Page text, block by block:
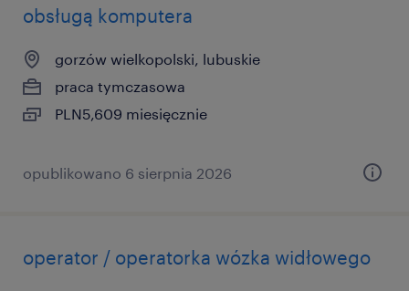
obsługą komputera
gorzów wielkopolski, lubuskie
praca tymczasowa
PLN5,609 miesięcznie
opublikowano 6 sierpnia 2026
operator / operatorka wózka widłowego